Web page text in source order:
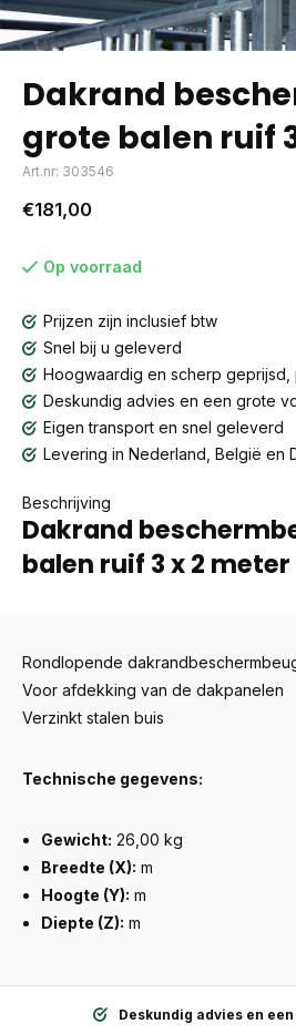
Dakrand
grote balen ruif
Art.nr: 303546
€181,00
Op voorraad
Prijzen zijn inclusief btw
Snel bij u geleverd
Hoogwaardig en scherp geprijsd,
Deskundig advies en een grote
Eigen transport en snel geleverd
Levering in Nederland, België en
Beschrijving
Dakrand
balen ruif 3 x 2 meter
Rondlopende
Voor afdekking van de dakpanelen
Verzinkt stalen buis
Technische gegevens:
Gewicht: 26,00 kg
Breedte (X): m
Hoogte (Y): m
Diepte (Z): m
Deskundig advies en